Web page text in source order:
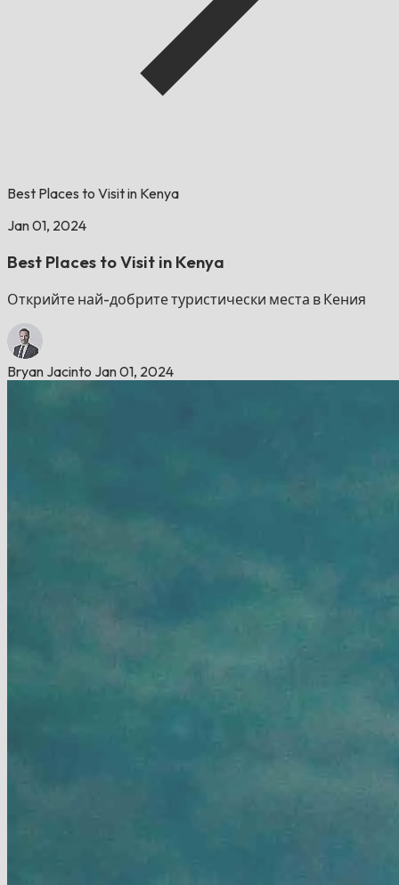
Best Places to Visit in Kenya
Jan 01, 2024
Best Places to Visit in Kenya
Открийте най-добрите туристически места в Кения
Bryan Jacinto Jan 01, 2024